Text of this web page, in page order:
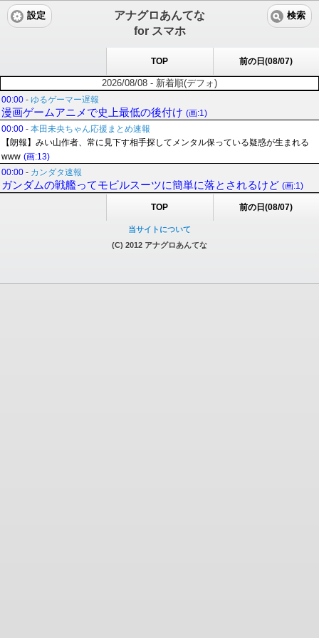
アナグロあんてな
for スマホ
設定 検索
TOP 前の日(08/07)
2026/08/08 - 新着順(デフォ)
00:00 - ゆるゲーマー遅報
漫画ゲームアニメで史上最低の後付け (画:1)
00:00 - 本田未央ちゃん応援まとめ速報
【朗報】みい山作者、常に見下す相手探してメンタル保っている疑惑が生まれる
www (画:13)
00:00 - カンダタ速報
ガンダムの戦艦ってモビルスーツに簡単に落とされるけど (画:1)
TOP 前の日(08/07)
当サイトについて
(C) 2012 アナグロあんてな